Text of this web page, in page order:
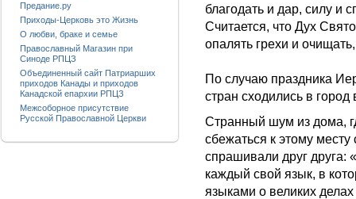
благодать и дар, силу и
Считается, что Дух
опалять грехи и
По случаю праздника
стран сходились в город
Странный шум из дома,
сбежаться к этому
спрашивали друг
каждый свой язык, в
языками о великих
Предание.ру
Приходы-Церковь это Жизнь
О любви, браке и семье
Православный Магазин при
Синоде РПЦЗ
Объединенный сайт Патриарших
приходов Канады и приходов
Канадской епархии РПЦЗ
Межсоборное присутствие
Русской Православной Церкви